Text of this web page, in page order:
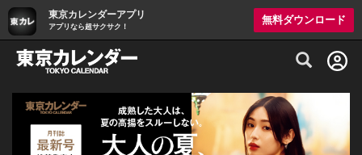
東京カレンダーアプリ
アプリなら超サクサク！
無料ダウンロード
グルメ情報・プレミアムレストラン予約